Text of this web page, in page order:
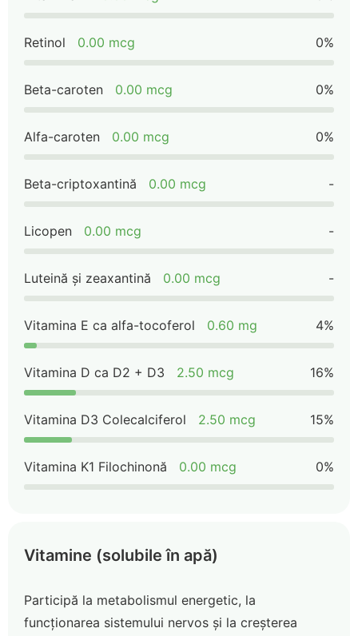
Retinol 0.00 mcg 0%
Beta-caroten 0.00 mcg 0%
Alfa-caroten 0.00 mcg 0%
Beta-criptoxantină 0.00 mcg -
Licopen 0.00 mcg -
Luteină și zeaxantină 0.00 mcg -
Vitamina E ca alfa-tocoferol 0.60 mg 4%
Vitamina D ca D2 + D3 2.50 mcg 16%
Vitamina D3 Colecalciferol 2.50 mcg 15%
Vitamina K1 Filochinonă 0.00 mcg 0%
Vitamine (solubile în apă)
Participă la metabolismul energetic, la
funcționarea sistemului nervos și la creșterea